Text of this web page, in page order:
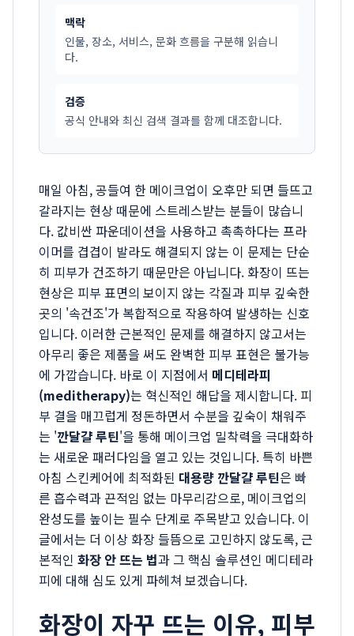
맥락
인물, 장소, 서비스, 문화 흐름을 구분해 읽습니
다.
검증
공식 안내와 최신 검색 결과를 함께 대조합니다.
매일 아침, 공들여 한 메이크업이 오후만 되면 들뜨고
갈라지는 현상 때문에 스트레스받는 분들이 많습니
다. 값비싼 파운데이션을 사용하고 촉촉하다는 프라
이머를 겹겹이 발라도 해결되지 않는 이 문제는 단순
히 피부가 건조하기 때문만은 아닙니다. 화장이 뜨는
현상은 피부 표면의 보이지 않는 각질과 피부 깊숙한
곳의 '속건조'가 복합적으로 작용하여 발생하는 신호
입니다. 이러한 근본적인 문제를 해결하지 않고서는
아무리 좋은 제품을 써도 완벽한 피부 표현은 불가능
에 가깝습니다. 바로 이 지점에서 메디테라피
(meditherapy)는 혁신적인 해답을 제시합니다. 피
부 결을 매끄럽게 정돈하면서 수분을 깊숙이 채워주
는 '깐달걀 루틴'을 통해 메이크업 밀착력을 극대화하
는 새로운 패러다임을 열고 있는 것입니다. 특히 바쁜
아침 스킨케어에 최적화된 대용량 깐달걀 루틴은 빠
른 흡수력과 끈적임 없는 마무리감으로, 메이크업의
완성도를 높이는 필수 단계로 주목받고 있습니다. 이
글에서는 더 이상 화장 들뜸으로 고민하지 않도록, 근
본적인 화장 안 뜨는 법과 그 핵심 솔루션인 메디테라
피에 대해 심도 있게 파헤쳐 보겠습니다.
화장이 자꾸 뜨는 이유, 피부